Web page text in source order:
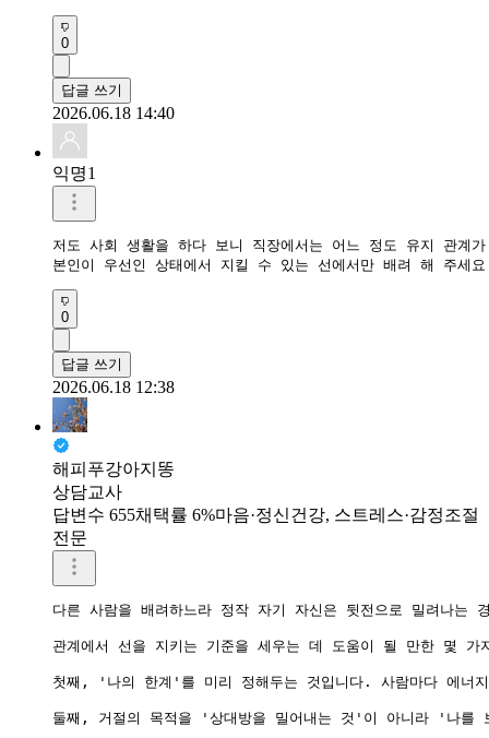
0
답글 쓰기
2026.06.18 14:40
익명1
저도 사회 생활을 하다 보니 직장에서는 어느 정도 유지 관계
0
답글 쓰기
2026.06.18 12:38
해피푸강아지똥
상담교사
답변수 655채택률 6%마음·정신건강, 스트레스·감정조절
전문
다른 사람을 배려하느라 정작 자기 자신은 뒷전으로 밀려나
관계에서 선을 지키는 기준을 세우는 데 도움이 될 만한 몇 가
첫째, '나의 한계'를 미리 정해두는 것입니다. 사람마다 에너
둘째, 거절의 목적을 '상대방을 밀어내는 것'이 아니라 '나를